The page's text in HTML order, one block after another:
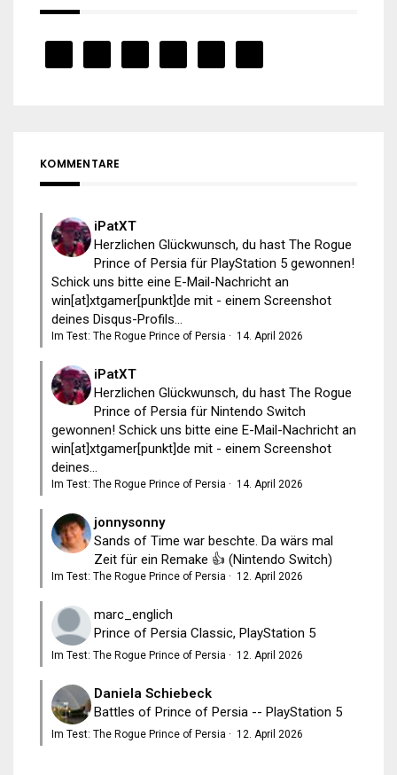
KOMMENTARE
iPatXT
Herzlichen Glückwunsch, du hast The Rogue
Prince of Persia für PlayStation 5 gewonnen!
Schick uns bitte eine E-Mail-Nachricht an
win[at]xtgamer[punkt]de mit - einem Screenshot
deines Disqus-Profils...
Im Test: The Rogue Prince of Persia · 14. April 2026
iPatXT
Herzlichen Glückwunsch, du hast The Rogue
Prince of Persia für Nintendo Switch
gewonnen! Schick uns bitte eine E-Mail-Nachricht an
win[at]xtgamer[punkt]de mit - einem Screenshot
deines...
Im Test: The Rogue Prince of Persia · 14. April 2026
jonnysonny
Sands of Time war beschte. Da wärs mal
Zeit für ein Remake 👍 (Nintendo Switch)
Im Test: The Rogue Prince of Persia · 12. April 2026
marc_englich
Prince of Persia Classic, PlayStation 5
Im Test: The Rogue Prince of Persia · 12. April 2026
Daniela Schiebeck
Battles of Prince of Persia -- PlayStation 5
Im Test: The Rogue Prince of Persia · 12. April 2026